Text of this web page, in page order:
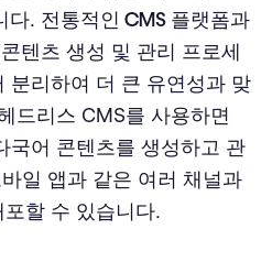
다. 전통적인 CMS 플랫폼과
텐츠 생성 및 관리 프로세
분리하여 더 큰 유연성과 맞
드리스 CMS를 사용하면
국어 콘텐츠를 생성하고 관
일 앱과 같은 여러 채널과
할 수 있습니다.